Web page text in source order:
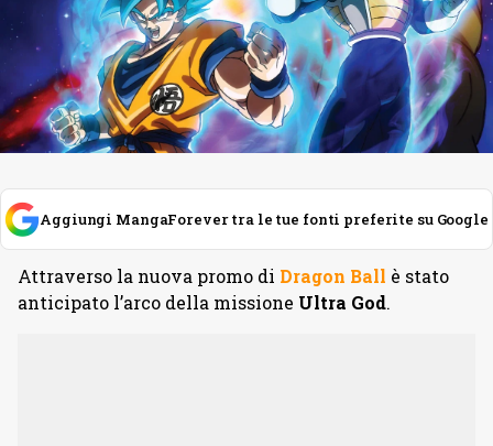
Aggiungi MangaForever tra le tue fonti preferite su Google
Attraverso la nuova promo di Dragon Ball è stato
anticipato l’arco della missione Ultra God.